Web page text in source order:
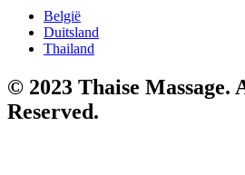
België
Duitsland
Thailand
© 2023 Thaise Massage.
Reserved.